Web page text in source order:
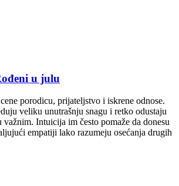
u julu
porodicu, prijateljstvo i iskrene odnose.
veliku unutrašnju snagu i retko odustaju
važnim. Intuicija im često pomaže da donesu
empatiji lako razumeju osećanja drugih